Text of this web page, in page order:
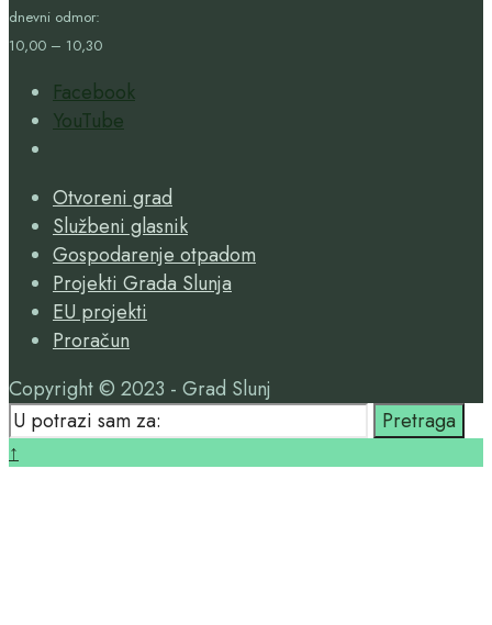
dnevni odmor:
10,00 – 10,30
Facebook
YouTube
Window
Otvoreni grad
Službeni glasnik
Gospodarenje otpadom
Projekti Grada Slunja
EU projekti
Proračun
Copyright © 2023 - Grad Slunj
Search
for:
Pretraga
Close
↑